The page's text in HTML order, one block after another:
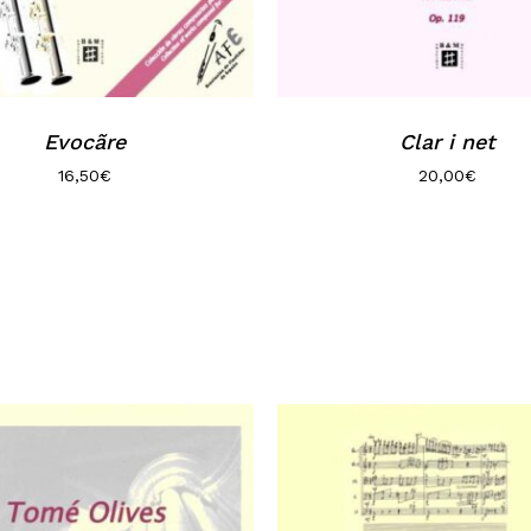
Evocãre
16,50€
Clar i net
20,00€